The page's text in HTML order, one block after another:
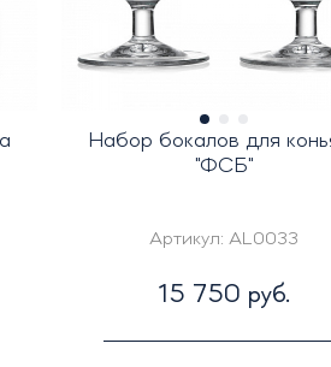
Набор бокалов для
"ФСБ"
Артикул:AL0033
15 750 руб.